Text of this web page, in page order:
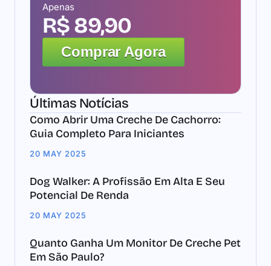
Apenas
R$ 89,90
Comprar Agora
Últimas Notícias
Como Abrir Uma Creche De Cachorro:
Guia Completo Para Iniciantes
20 MAY 2025
Dog Walker: A Profissão Em Alta E Seu
Potencial De Renda
20 MAY 2025
Quanto Ganha Um Monitor De Creche Pet
Em São Paulo?